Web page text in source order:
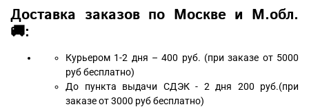
Доставка заказов по Москве и М.обл.
🚚:
Курьером 1-2 дня – 400 руб. (при заказе от 5000
руб бесплатно)
До пункта выдачи СДЭК - 2 дня 200 руб.(при
заказе от 3000 руб бесплатно)